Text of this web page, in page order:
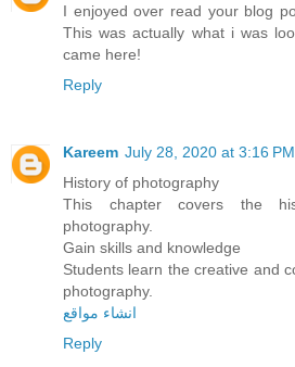
I enjoyed over read your blog
This was actually what i was
came here!
Reply
Kareem July 28, 2020 at 3:16 PM
History of photography
This chapter covers the
photography.
Gain skills and knowledge
Students learn the creative and
photography.
انشاء مواقع
Reply